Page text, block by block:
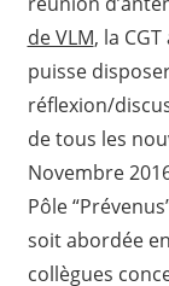
de VLM, la
puisse
réflexion/
de tous les
Novembre
Pôle
soit abordée
collègues